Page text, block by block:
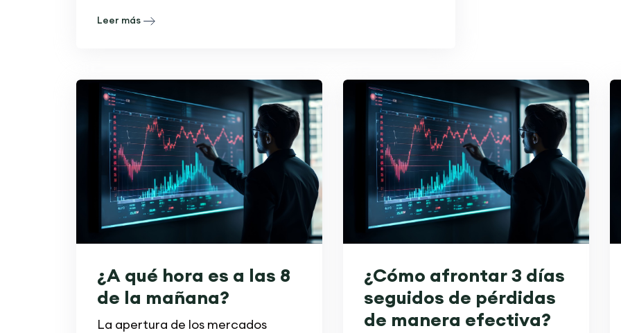
Leer más
¿A qué hora es a las 8
de la mañana?
La apertura de los mercados
¿Cómo afrontar 3 días
seguidos de pérdidas
de manera efectiva?